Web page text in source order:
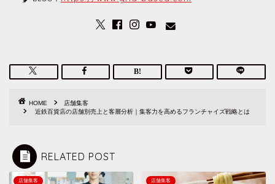
HOME
店舗集客
近鉄百貨店の店舗別売上と客層分析｜集客力を高めるフランチャイズ戦略とは
RELATED POST
店舗集客 店舗集客
ホーム
プロフィール